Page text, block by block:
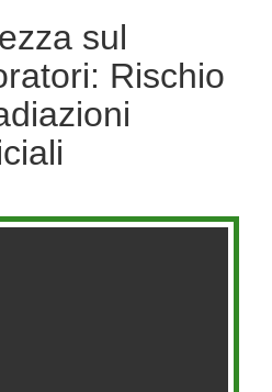
sul
Rischio